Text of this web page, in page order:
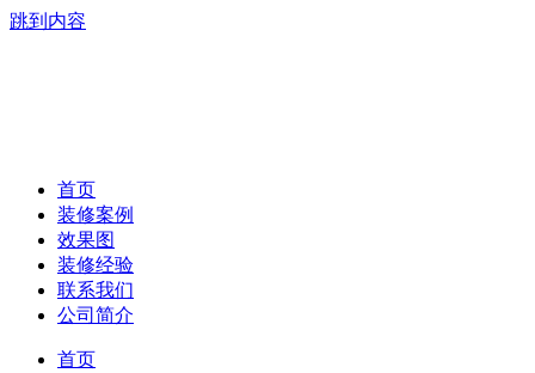
跳到内容
首页
装修案例
效果图
装修经验
联系我们
公司简介
首页